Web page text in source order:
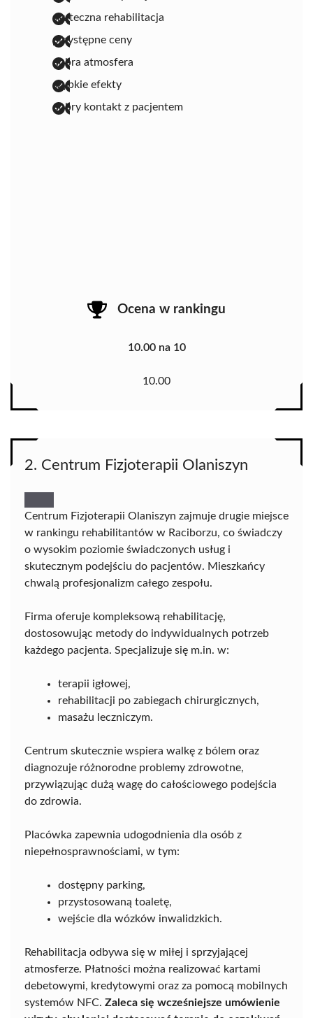
skuteczna rehabilitacja
przystępne ceny
dobra atmosfera
szybkie efekty
dobry kontakt z pacjentem
Ocena w rankingu
10.00 na 10
10.00
2. Centrum Fizjoterapii Olaniszyn
Centrum Fizjoterapii Olaniszyn zajmuje drugie miejsce
w rankingu rehabilitantów w Raciborzu, co świadczy
o wysokim poziomie świadczonych usług i
skutecznym podejściu do pacjentów. Mieszkańcy
chwalą profesjonalizm całego zespołu.
Firma oferuje kompleksową rehabilitację,
dostosowując metody do indywidualnych potrzeb
każdego pacjenta. Specjalizuje się m.in. w:
terapii igłowej,
rehabilitacji po zabiegach chirurgicznych,
masażu leczniczym.
Centrum skutecznie wspiera walkę z bólem oraz
diagnozuje różnorodne problemy zdrowotne,
przywiązując dużą wagę do całościowego podejścia
do zdrowia.
Placówka zapewnia udogodnienia dla osób z
niepełnosprawnościami, w tym:
dostępny parking,
przystosowaną toaletę,
wejście dla wózków inwalidzkich.
Rehabilitacja odbywa się w miłej i sprzyjającej
atmosferze. Płatności można realizować kartami
debetowymi, kredytowymi oraz za pomocą mobilnych
systemów NFC. Zaleca się wcześniejsze umówienie